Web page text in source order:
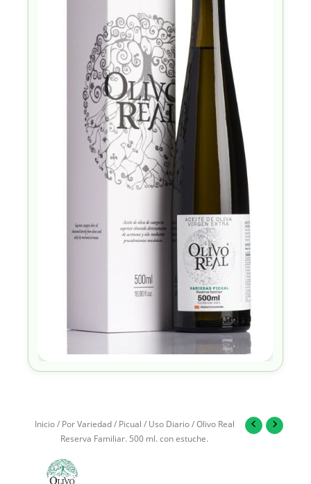
Inicio/ Por Variedad/ Picual / Uso Diario/ Olivo Real
Reserva Familiar. 500 ml. con estuche.